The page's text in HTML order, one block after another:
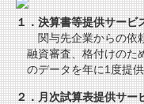
１．決算書等提供サービ
関与先企業からの依
融資審査、格付けのた
のデータを年に1度提
２．月次試算表提供サー